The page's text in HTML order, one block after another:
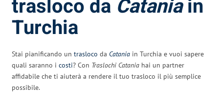
trasloco da Cataniain
Turchia
Stai pianificando un trasloco da Catania in Turchia e vuoi sapere
quali saranno i costi? Con Traslochi Catania hai un partner
affidabile che ti aiuterà a rendere il tuo trasloco il più semplice
possibile.